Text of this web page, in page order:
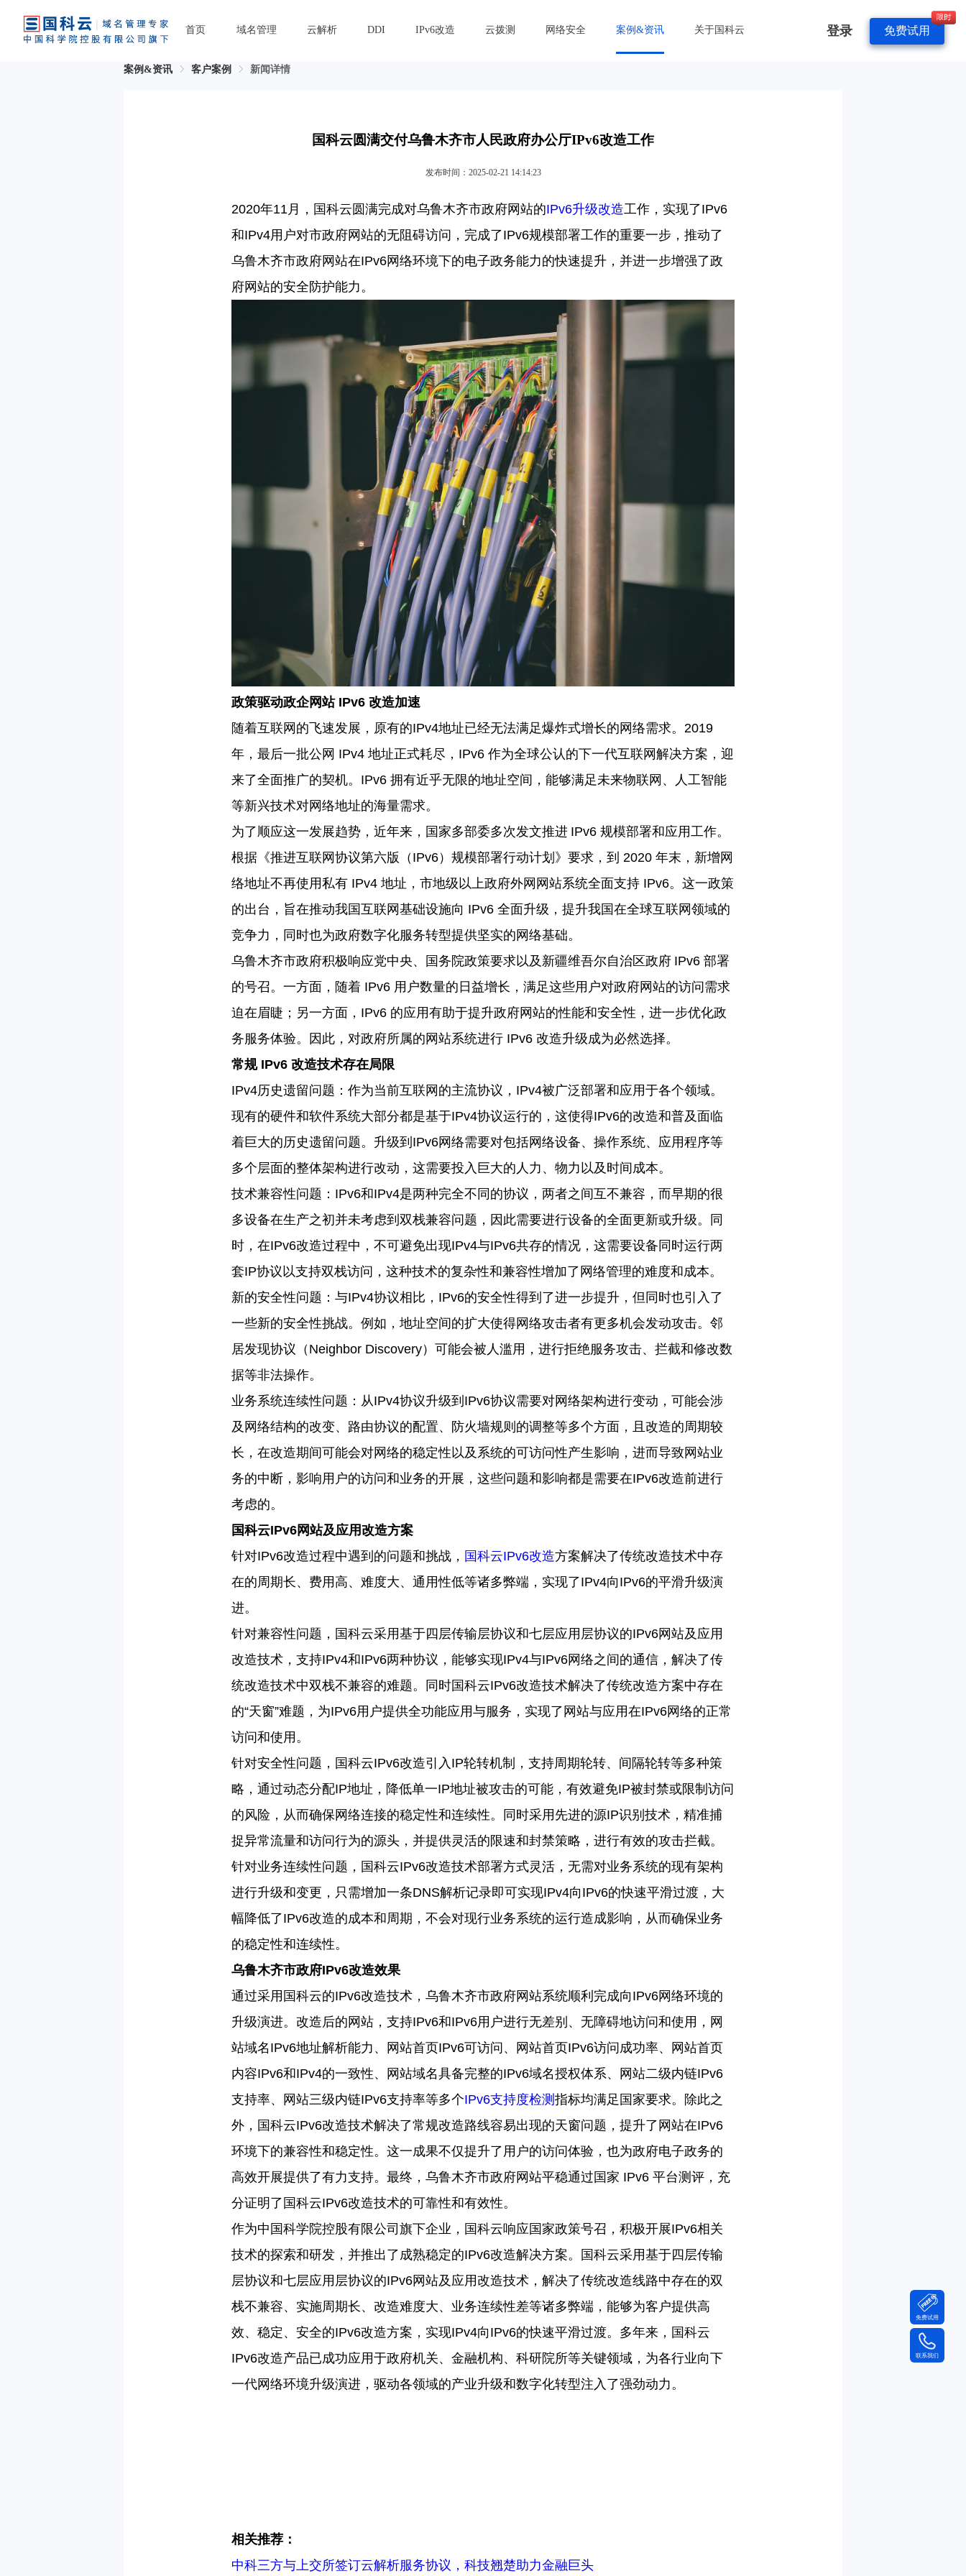
首页 域名管理 云解析 DDI IPv6改造 云拨测 网络安全 案例&资讯 关于国科云 登录 免费试用
案例&资讯 客户案例 新闻详情
国科云圆满交付乌鲁木齐市人民政府办公厅IPv6改造工作
发布时间：2025-02-21 14:14:23
2020年11月，国科云 圆满完成对乌鲁木齐市政府网站的IPv6升级改造工作，实现了IPv6
和IPv4用户对市政府网站的无阻碍访问，完成了IPv6规模部署工作的重要一步，推动了
乌鲁木齐市政府网站在IPv6网络环境下的电子政务能力的快速提升，并进一步增强了政
府网站的安全防护能力。
政策驱动政企网站 IPv6 改造加速
随着互联网的飞速发展，原有的IPv4地址已经无法满足爆炸式增长的网络需求。2019
年，最后一批公网 IPv4 地址正式耗尽，IPv6 作为全球公认的下一代互联网解决方案，迎
来了全面推广的契机。IPv6 拥有近乎无限的地址空间，能够满足未来物联网、人工智能
等新兴技术对网络地址的海量需求。
为了顺应这一发展趋势，近年来，国家多部委多次发文推进 IPv6 规模部署和应用工作。
根据《推进互联网协议第六版（IPv6）规模部署行动计划》要求，到 2020 年末，新增网
络地址不再使用私有 IPv4 地址，市地级以上政府外网网站系统全面支持 IPv6。这一政策
的出台，旨在推动我国互联网基础设施向 IPv6 全面升级，提升我国在全球互联网领域的
竞争力，同时也为政府数字化服务转型提供坚实的网络基础。
乌鲁木齐市政府积极响应党中央、国务院政策要求以及新疆维吾尔自治区政府 IPv6 部署
的号召。一方面，随着 IPv6 用户数量的日益增长，满足这些用户对政府网站的访问需求
迫在眉睫；另一方面，IPv6 的应用有助于提升政府网站的性能和安全性，进一步优化政
务服务体验。因此，对政府所属的网站系统进行 IPv6 改造升级成为必然选择。
常规 IPv6 改造技术存在局限
IPv4历史遗留问题：作为当前互联网的主流协议，IPv4被广泛部署和应用于各个领域。
现有的硬件和软件系统大部分都是基于IPv4协议运行的，这使得IPv6的改造和普及面临
着巨大的历史遗留问题。升级到IPv6网络需要对包括网络设备、操作系统、应用程序等
多个层面的整体架构进行改动，这需要投入巨大的人力、物力以及时间成本。
技术兼容性问题： IPv6和IPv4是两种完全不同的协议，两者之间互不兼容，而早期的很
多设备在生产之初并未考虑到双栈兼容问题，因此需要进行设备的全面更新或升级。同
时，在IPv6改造过程中，不可避免出现IPv4与IPv6共存的情况，这需要设备同时运行两
套IP协议以支持双栈访问，这种技术的复杂性和兼容性增加了网络管理的难度和成本。
新的安全性问题：与IPv4协议相比，IPv6的安全性得到了进一步提升，但同时也引入了
一些新的安全性挑战。例如，地址空间的扩大使得网络攻击者有更多机会发动攻击。邻
居发现协议（Neighbor Discovery）可能会被人滥用，进行拒绝服务攻击、拦截和修改数
据等非法操作。
业务系统连续性问题：从IPv4协议升级到IPv6协议需要对网络架构进行变动，可能会涉
及网络结构的改变、路由协议的配置、防火墙规则的调整等多个方面，且改造的周期较
长，在改造期间可能会对网络的稳定性以及系统的可访问性产生影响，进而导致网站业
务的中断，影响用户的访问和业务的开展，这些问题和影响都是需要在IPv6改造前进行
考虑的。
国科云IPv6网站及应用改造方案
针对IPv6改造过程中遇到的问题和挑战， 国科云IPv6改造方案解决了传统改造技术中存
在的周期长、费用高、难度大、通用性低等诸多弊端，实现了IPv4向IPv6的平滑升级演
进。
针对兼容性问题，国科云采用基于四层传输层协议和七层应用层协议的IPv6网站及应用
改造技术，支持IPv4和IPv6两种协议，能够实现IPv4与IPv6网络之间的通信，解决了传
统改造技术中双栈不兼容的难题。同时国科云IPv6改造技术解决了传统改造方案中存在
的“天窗”难题，为IPv6用户提供全功能应用与服务，实现了网站与应用在IPv6网络的正常
访问和使用。
针对安全性问题，国科云IPv6改造引入IP轮转机制，支持周期轮转、间隔轮转等多种策
略，通过动态分配IP地址，降低单一IP地址被攻击的可能，有效避免IP被封禁或限制访问
的风险，从而确保网络连接的稳定性和连续性。同时采用先进的源IP识别技术，精准捕
捉异常流量和访问行为的源头，并提供灵活的限速和封禁策略，进行有效的攻击拦截。
针对业务连续性问题，国科云IPv6改造技术部署方式灵活，无需对业务系统的现有架构
进行升级和变更，只需增加一条DNS解析记录即可实现IPv4向IPv6的快速平滑过渡，大
幅降低了IPv6改造的成本和周期，不会对现行业务系统的运行造成影响，从而确保业务
的稳定性和连续性。
乌鲁木齐市政府IPv6改造效果
通过采用国科云的IPv6改造技术，乌鲁木齐市政府网站系统顺利完成向IPv6网络环境的
升级演进。改造后的网站，支持IPv6和IPv6用户进行无差别、无障碍地访问和使用，网
站域名 IPv6地址解析能力、网站首页IPv6可访问、网站首页IPv6访问成功率、网站首页
内容IPv6和IPv4的一致性、网站域名具备完整的IPv6域名授权体系、网站二级内链IPv6
支持率、网站三级内链IPv6支持率等多个IPv6支持度检测 指标均满足国家要求。除此之
外，国科云IPv6改造技术解决了常规改造路线容易出现的天窗问题，提升了网站在IPv6
环境下的兼容性和稳定性。这一成果不仅提升了用户的访问体验，也为政府电子政务的
高效开展提供了有力支持。最终，乌鲁木齐市政府网站平稳通过国家 IPv6 平台测评，充
分证明了国科云IPv6改造技术的可靠性和有效性。
作为中国科学院控股有限公司旗下企业，国科云响应国家政策号召，积极开展IPv6相关
技术的探索和研发，并推出了成熟稳定的IPv6改造解决方案。国科云采用基于四层传输
层协议和七层应用层协议的IPv6网站及应用改造技术，解决了传统改造线路中存在的双
栈不兼容、实施周期长、改造难度大、业务连续性差等诸多弊端，能够为客户提供高
效、稳定、安全的IPv6改造方案，实现IPv4向IPv6的快速平滑过渡。多年来，国科云
IPv6改造产品已成功应用于政府机关、金融机构、科研院所等关键领域，为各行业向下
一代网络环境升级演进，驱动各领域的产业升级和数字化转型注入了强劲动力。
相关推荐：
中科三方与上交所签订云解析服务协议，科技翘楚助力金融巨头
免费试用
联系我们